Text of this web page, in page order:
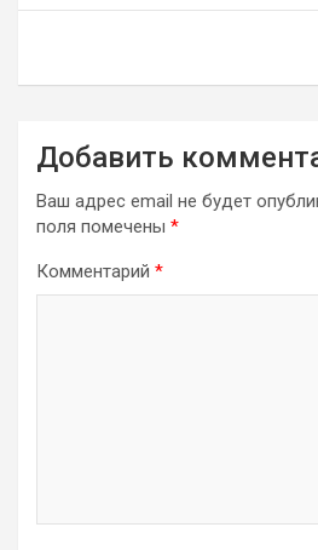
Добавить
Ваш адрес email не будет
поля помечены *
Комментарий *